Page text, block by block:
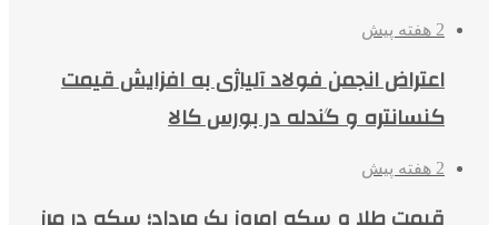
2 هفته پیش
اعتراض انجمن فولاد آلیاژی به افزایش قیمت
کنسانتره و گندله در بورس کالا
2 هفته پیش